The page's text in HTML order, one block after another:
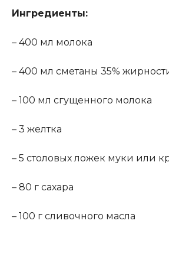
Ингредиенты:
– 400 мл молока
– 400 мл сметаны 35%
– 100 мл сгущенного молока
– 3 желтка
– 5 столовых ложек муки или
– 80 г сахара
– 100 г сливочного масла